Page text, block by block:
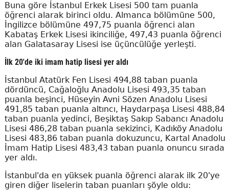
Buna göre İstanbul Erkek Lisesi 500 tam puanla
öğrenci alarak birinci oldu. Almanca bölümüne 500,
İngilizce bölümüne 497,75 puanla öğrenci alan
Kabataş Erkek Lisesi ikinciliğe, 497,43 puanla öğrenci
alan Galatasaray Lisesi ise üçüncülüğe yerleşti.
İlk 20'de iki imam hatip lisesi yer aldı
İstanbul Atatürk Fen Lisesi 494,88 taban puanla
dördüncü, Cağaloğlu Anadolu Lisesi 493,35 taban
puanla beşinci, Hüseyin Avni Sözen Anadolu Lisesi
491,85 taban puanla altıncı, Haydarpaşa Lisesi 488,84
taban puanla yedinci, Beşiktaş Sakıp Sabancı Anadolu
Lisesi 486,28 taban puanla sekizinci, Kadıköy Anadolu
Lisesi 483,86 taban puanla dokuzuncu, Kartal Anadolu
İmam Hatip Lisesi 483,43 taban puanla onuncu sırada
yer aldı.
İstanbul'da en yüksek puanla öğrenci alarak ilk 20'ye
giren diğer liselerin taban puanları şöyle oldu: